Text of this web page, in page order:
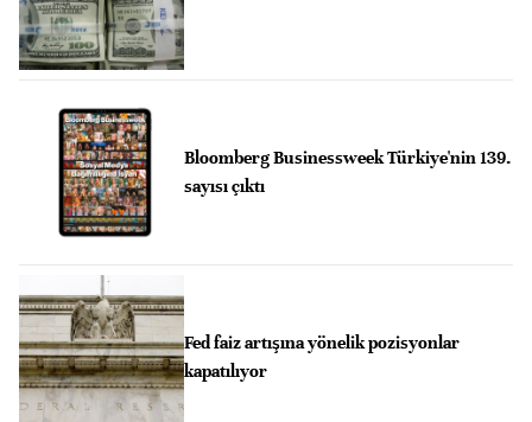
Bloomberg Businessweek Türkiye'nin 139.
sayısı çıktı
Fed faiz artışına yönelik pozisyonlar
kapatılıyor